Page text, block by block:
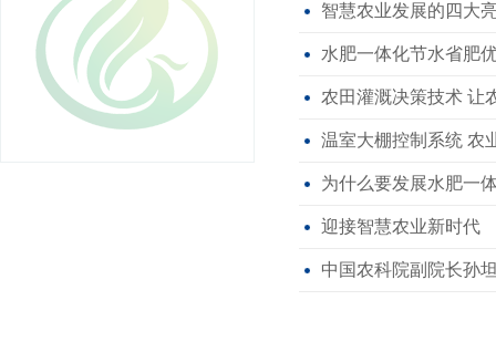
智慧农业发展的四大
水肥一体化节水省肥优
农田灌溉决策技术 让
温室大棚控制系统 农
为什么要发展水肥一
迎接智慧农业新时代
中国农科院副院长孙坦